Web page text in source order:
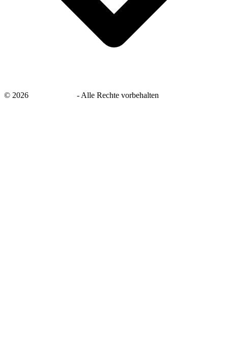
© 2026 - Alle Rechte vorbehalten